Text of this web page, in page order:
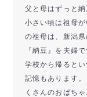
父と母はずっと
小さい頃は祖母
の祖母は、新潟
『納豆』を夫婦
学校から帰ると
記憶もあります
くさんのおばち